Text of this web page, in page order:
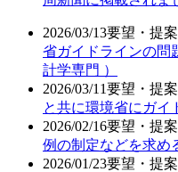
2026/03/13要望・提案
省ガイドラインの
計学専門 ）
2026/03/11要望・提案
と共に環境省にガイ
2026/02/16要望・提案
例の制定などを求め
2026/01/23要望・提案